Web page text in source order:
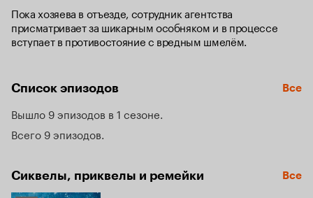
Пока хозяева в отъезде, сотрудник агентства
присматривает за шикарным особняком и в процессе
вступает в противостояние с вредным шмелём.
Список эпизодов Все
Вышло 9 эпизодов в 1 сезоне
Всего 9 эпизодов
Сиквелы, приквелы и ремейки Все